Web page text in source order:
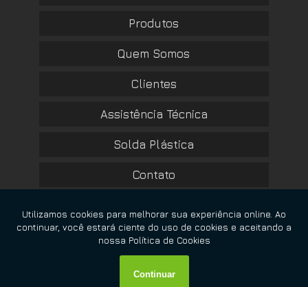
Produtos
Quem Somos
Clientes
Assistência Técnica
Solda Plástica
Contato
Mapa do site